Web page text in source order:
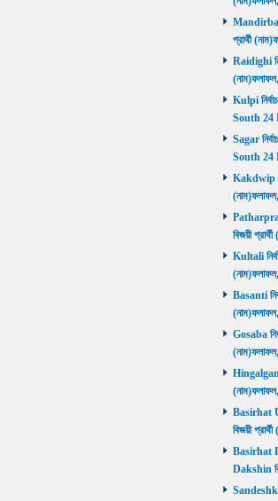
প্রার্থী
Raidighi
Kulpi
South 24
Sagar
South 24
Kakdwip
বিজয়ী
Kultali
Basanti
Gosaba
Hingalganj
Basirhat
বিজয়ী
Basirhat
Dakshin